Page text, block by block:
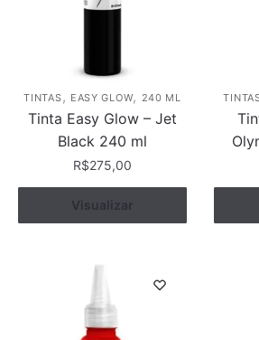
TINTAS, EASY GLOW, 240 ML
Tinta Easy Glow – Jet
Black 240 ml
R$275,00
Comprar
Visualizar